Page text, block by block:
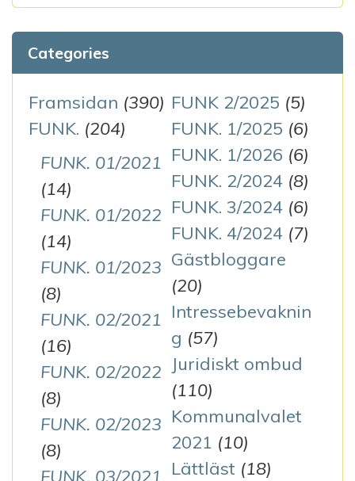
Categories
Framsidan (390) FUNK 2/2025 (5)
FUNK. (204)
FUNK. 01/2021
(14)
FUNK. 01/2022
(14)
FUNK. 01/2023
(8)
FUNK. 02/2021
(16)
FUNK. 02/2022
(8)
FUNK. 02/2023
(8)
FUNK. 1/2025 (6)
FUNK. 1/2026 (6)
FUNK. 2/2024 (8)
FUNK. 3/2024 (6)
FUNK. 4/2024 (7)
Gästbloggare
(20)
Intressebevaknin
g (57)
Juridiskt ombud
(110)
Kommunalvalet
2021 (10)
Lättläst (18)